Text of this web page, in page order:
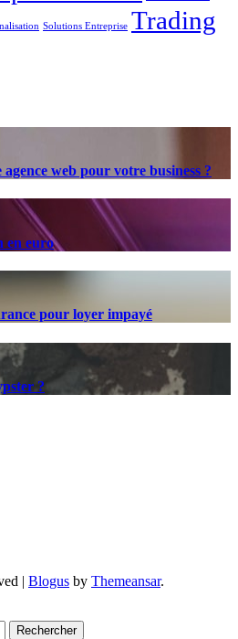
Solutions Entreprise Trading
web pour votre business ?
en euro
pour loyer impayé
?
| Blogus by Themeansar.